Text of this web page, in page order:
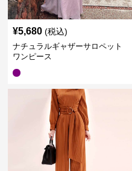
¥5,680 (税込)
ナチュラルギャザーサロペット
ワンピース